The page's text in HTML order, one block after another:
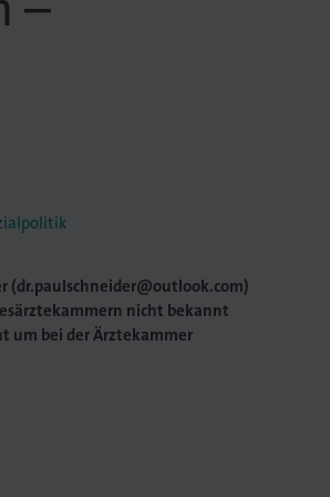
(dr.paulschneider@outlook.com)
nicht bekannt
um bei der Ärztekammer